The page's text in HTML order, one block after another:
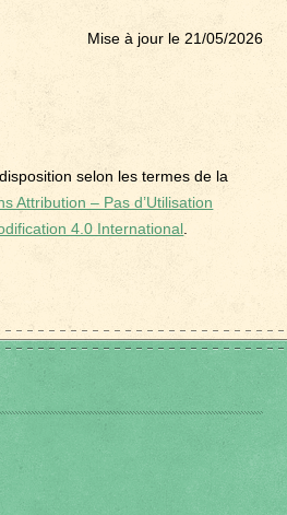
Mise à jour le 21/05/2026
selon les termes de la
Attribution – Pas d’Utilisation
4.0 International